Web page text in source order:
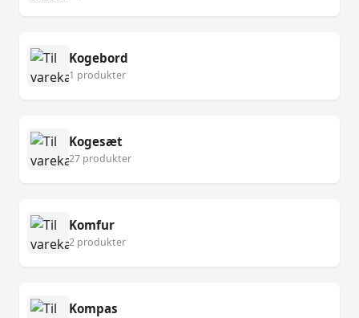
Kogebord
1 produkter
Kogesæt
27 produkter
Komfur
2 produkter
Kompas